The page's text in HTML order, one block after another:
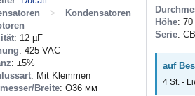
>
Kondensatoren
: 12 µF
: 425 VAC
: ±5%
: Mit Klemmen
Breite: O36 мм
Höhe:
Serie:
auf
4 St. -